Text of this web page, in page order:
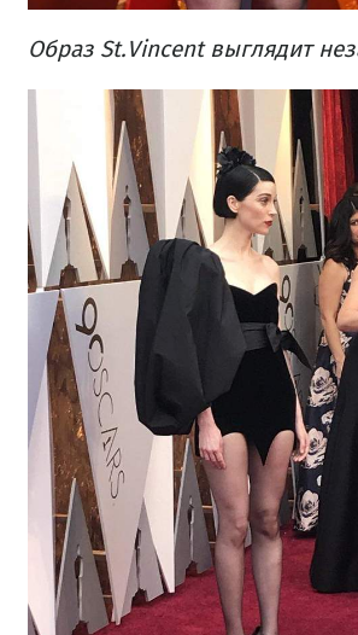
Образ St.Vincent выглядит